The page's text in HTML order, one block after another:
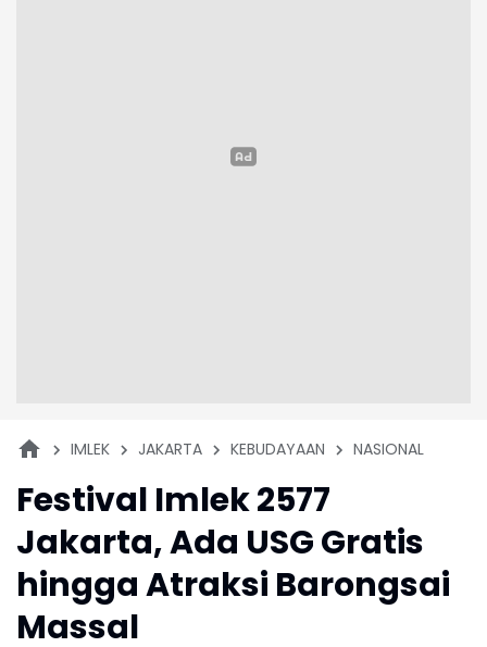
IMLEK JAKARTA KEBUDAYAAN NASIONAL
Festival Imlek 2577
Jakarta, Ada USG Gratis
hingga Atraksi Barongsai
Massal